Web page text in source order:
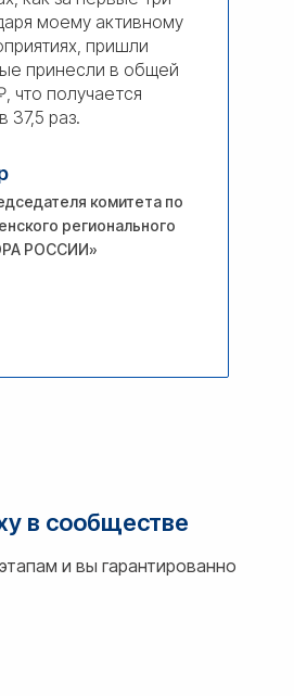
моему активному
пришли
принесли в общей
что получается
37,5 раз.
комитета по
регионального
РОССИИ»
в сообществе
и вы гарантированно